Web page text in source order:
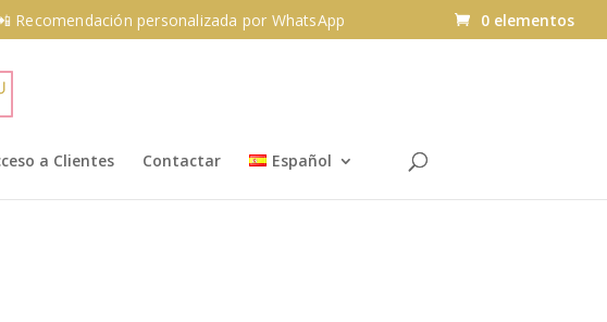
Recomendación personalizada por WhatsApp 0 elementos
a Clientes Contactar Español